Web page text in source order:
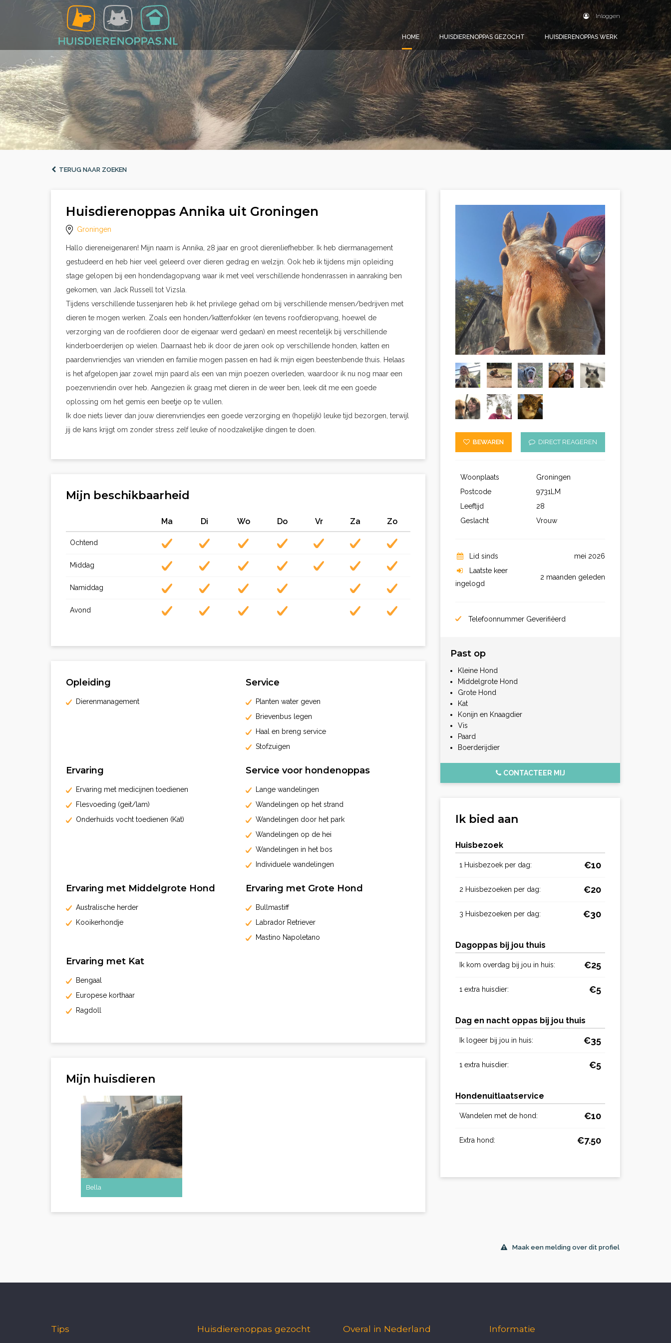
Inloggen
HOME HUISDIERENOPPAS GEZOCHT HUISDIERENOPPAS WERK
TERUG NAAR ZOEKEN
Huisdierenoppas Annika uit Groningen
Groningen
Hallo diereneigenaren! Mijn naam is Annika, 28 jaar en groot dierenliefhebber. Ik heb diermanagement
gestudeerd en heb hier veel geleerd over dieren gedrag en welzijn. Ook heb ik tijdens mijn opleiding
stage gelopen bij een hondendagopvang waar ik met veel verschillende hondenrassen in aanraking ben
gekomen, van Jack Russell tot Vizsla.
Tijdens verschillende tussenjaren heb ik het privilege gehad om bij verschillende mensen/bedrijven met
dieren te mogen werken. Zoals een honden/kattenfokker (en tevens roofdieropvang, hoewel de
verzorging van de roofdieren door de eigenaar werd gedaan) en meest recentelijk bij verschillende
kinderboerderijen op wielen. Daarnaast heb ik door de jaren ook op verschillende honden, katten en
paardenvriendjes van vrienden en familie mogen passen en had ik mijn eigen beestenbende thuis. Helaas
is het afgelopen jaar zowel mijn paard als een van mijn poezen overleden, waardoor ik nu nog maar een
poezenvriendin over heb. Aangezien ik graag met dieren in de weer ben, leek dit me een goede
oplossing om het gemis een beetje op te vullen.
Ik doe niets liever dan jouw dierenvriendjes een goede verzorging en (hopelijk) leuke tijd bezorgen, terwijl
jij de kans krijgt om zonder stress zelf leuke of noodzakelijke dingen te doen.
Mijn beschikbaarheid
Ma Di Wo Do Vr Za Zo
Ochtend
Middag
Namiddag
Avond
Opleiding
Dierenmanagement
Service
Planten water geven
Brievenbus legen
Haal en breng service
Stofzuigen
Ervaring
Ervaring met medicijnen toedienen
Flesvoeding (geit/lam)
Onderhuids vocht toedienen (Kat)
Service voor hondenoppas
Lange wandelingen
Wandelingen op het strand
Wandelingen door het park
Wandelingen op de hei
Wandelingen in het bos
Individuele wandelingen
Ervaring met Middelgrote Hond
Australische herder
Kooikerhondje
Ervaring met Grote Hond
Bullmastiff
Labrador Retriever
Mastino Napoletano
Ervaring met Kat
Bengaal
Europese korthaar
Ragdoll
Mijn huisdieren
Bella
BEWAREN DIRECT REAGEREN
Woonplaats
Groningen
Postcode
9731LM
Leeftijd
28
Geslacht
Vrouw
Lid sinds
mei 2026
Laatste keer
ingelogd
2 maanden geleden
Telefoonnummer Geverifiëerd
Past op
Kleine Hond
Middelgrote Hond
Grote Hond
Kat
Konijn en Knaagdier
Vis
Paard
Boerderijdier
CONTACTEER MIJ
Ik bied aan
Huisbezoek
1 Huisbezoek per dag: €10
2 Huisbezoeken per dag: €20
3 Huisbezoeken per dag: €30
Dagoppas bij jou thuis
Ik kom overdag bij jou in huis: €25
1 extra huisdier: €5
Dag en nacht oppas bij jou thuis
Ik logeer bij jou in huis: €35
1 extra huisdier: €5
Hondenuitlaatservice
Wandelen met de hond: €10
Extra hond: €7.50
Maak een melding over dit profiel
Tips Huisdierenoppas gezocht Overal in Nederland Informatie